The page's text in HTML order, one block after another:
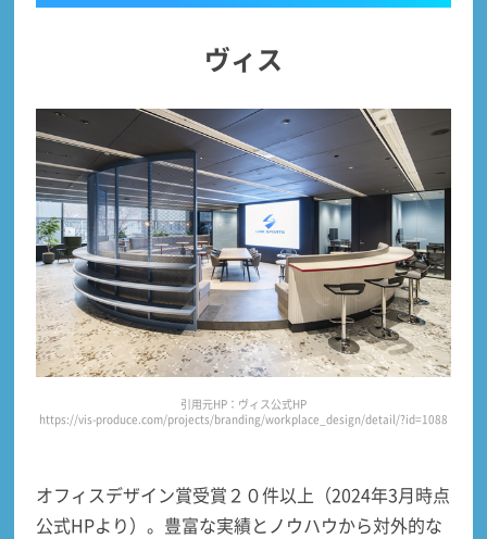
ヴィス
引用元HP：ヴィス公式HP
https://vis-produce.com/projects/branding/workplace_design/detail/?id=1088
オフィスデザイン賞受賞２０件以上（2024年3月時点
公式HPより）。豊富な実績とノウハウから対外的な